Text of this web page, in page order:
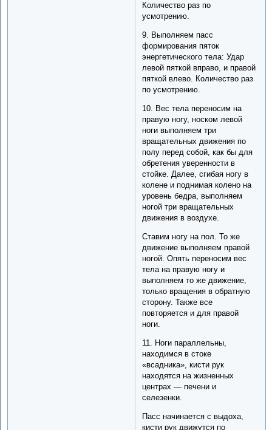
Количество раз по
усмотрению.
9. Выполняем пасс
формирования пяток
энергетического тела: Удар
левой пяткой вправо, и правой
пяткой влево. Количество раз
по усмотрению.
10. Вес тела переносим на
правую ногу, носком левой
ноги выполняем три
вращательных движения по
полу перед собой, как бы для
обретения уверенности в
стойке. Далее, сгибая ногу в
колене и поднимая колено на
уровень бедра, выполняем
ногой три вращательных
движения в воздухе.
Ставим ногу на пол. То же
движение выполняем правой
ногой. Опять переносим вес
тела на правую ногу и
выполняем то же движение,
только вращения в обратную
сторону. Также все
повторяется и для правой
ноги.
11. Ноги параллельны,
находимся в стоке
«всадника», кисти рук
находятся на жизненных
центрах — печени и
селезенки.
Пасс начинается с выдоха,
кисти рук движутся по